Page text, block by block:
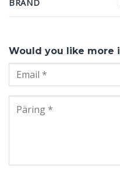
BRAND
Would you like more